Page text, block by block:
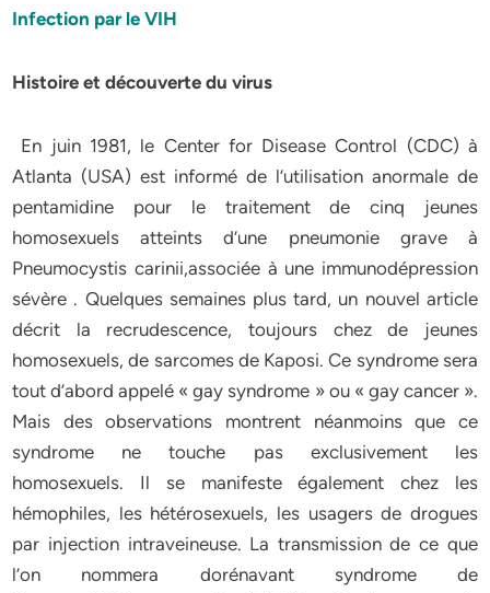
Infection par le VIH
Histoire et découverte du virus
En juin 1981, le Center for Disease Control (CDC) à
Atlanta (USA) est informé de l’utilisation anormale de
pentamidine pour le traitement de cinq jeunes
homosexuels atteints d’une pneumonie grave à
Pneumocystis carinii,associée à une immunodépression
sévère . Quelques semaines plus tard, un nouvel article
décrit la recrudescence, toujours chez de jeunes
homosexuels, de sarcomes de Kaposi. Ce syndrome sera
tout d’abord appelé « gay syndrome » ou « gay cancer ».
Mais des observations montrent néanmoins que ce
syndrome ne touche pas exclusivement les
homosexuels. Il se manifeste également chez les
hémophiles, les hétérosexuels, les usagers de drogues
par injection intraveineuse. La transmission de ce que
l’on nommera dorénavant syndrome de